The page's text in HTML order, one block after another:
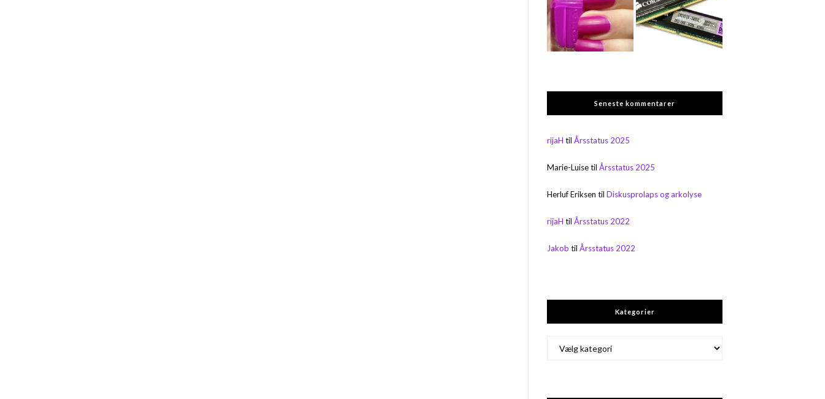
Seneste kommentarer
rijaH tilÅrsstatus 2025
Marie-LuisetilÅrsstatus 2025
Herluf Eriksen tilDiskusprolaps og arkolyse
rijaH tilÅrsstatus 2022
Jakob tilÅrsstatus 2022
Kategorier